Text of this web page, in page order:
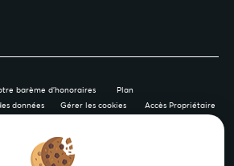
barème d'honoraires
Plan
données
Gérer les cookies Accès Propriétaire